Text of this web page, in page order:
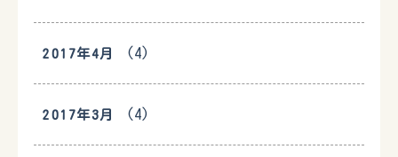
2017年4月 (4)
2017年3月 (4)